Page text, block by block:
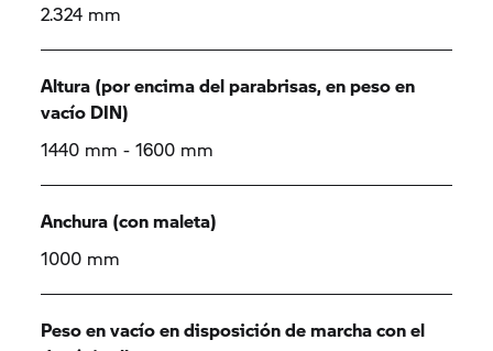
2.324 mm
Altura (por encima del parabrisas, en peso en
vacío DIN)
1440 mm - 1600 mm
Anchura (con maleta)
1000 mm
Peso en vacío en disposición de marcha con el